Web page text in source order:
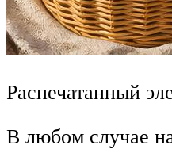
Распечатанный
В любом случае